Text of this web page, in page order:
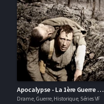
Apocalypse - La 1ère Guerre Mondiale
Drame, Guerre, Historique, Séries VF